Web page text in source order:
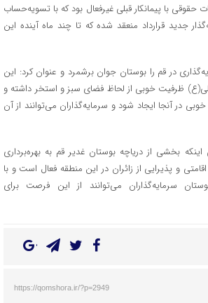
حقوقی با پیمانکار قبلی غیرفعال بود که با تسویه‌حساب
جدید قرارداد منعقد شده که تا چند ماه آینده این
در قم را بوستان جوان برشمرد و عنوان کرد: این
علی(ع) ظرفیت خوبی از لحاظ فضای سبز و استخر داشته و
در آنجا ایجاد شود و سرمایه‌گذاران می‌توانند از آن
بخشی از دریاچه بوستان غدیر قم به بهره‌برداری
و پذیرایی از زائران در این منطقه فعال است و با
سرمایه‌گذاران می‌توانند از این فرصت برای
https://qomshora.ir/?p=2949